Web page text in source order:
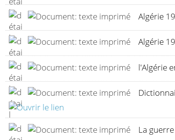
Algérie
Algérie
l'Algérie
La